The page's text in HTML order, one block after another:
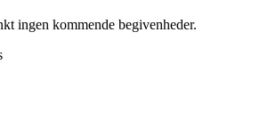
ingen kommende begivenheder.